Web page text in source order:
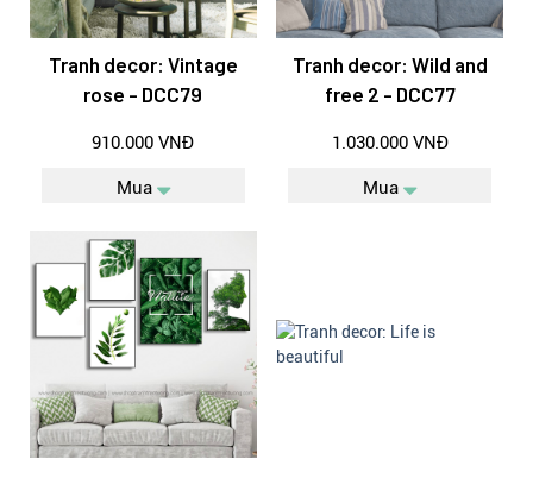
Tranh decor: Vintage
rose - DCC79
910.000 VNĐ
Mua
Tranh decor: Wild and
free 2 - DCC77
1.030.000 VNĐ
Mua